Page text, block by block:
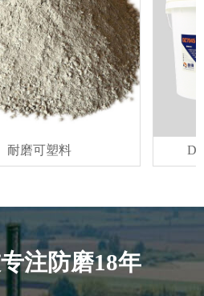
料 DZ7045渣
注防磨18年